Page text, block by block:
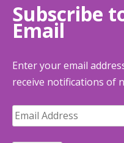
Subscribe
Email
Enter your email
receive notifications of
Email
Address